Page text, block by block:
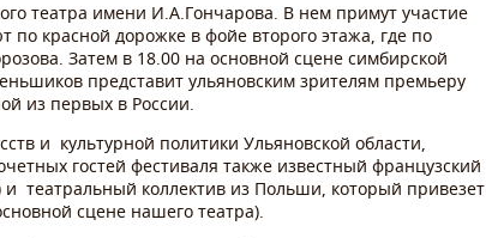
театра имени И.А.Гончарова. В нем примут участие
красной дорожке в фойе второго этажа, где по
Затем в 18.00 на основной сцене симбирской
представит ульяновским зрителям премьеру
из первых в России.
и культурной политики Ульяновской области,
гостей фестиваля также известный французский
театральный коллектив из Польши, который привезет
сцене нашего театра).